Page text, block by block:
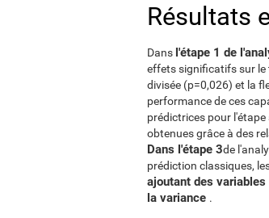
Résultats
Dans l'étape 1 de
effets significatifs sur le
divisée (p=0,026) et la
performance de ces
prédictrices pour
obtenues grâce à des
Dans l'étape 3de
prédiction classiques,
ajoutant des
la variance .